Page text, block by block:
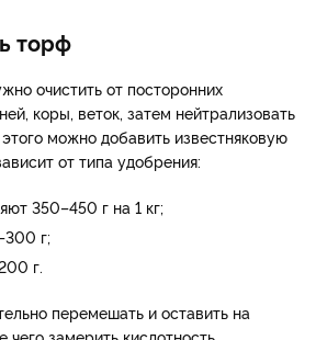
торф
очистить от посторонних
коры, веток, затем нейтрализовать
можно добавить известняковую
от типа удобрения:
350–450 г на 1 кг;
г;
г.
перемешать и оставить на